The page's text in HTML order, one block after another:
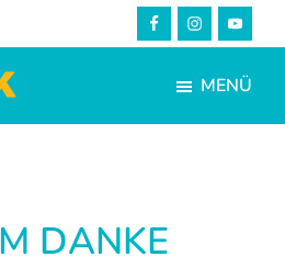
MENÜ
DANKE